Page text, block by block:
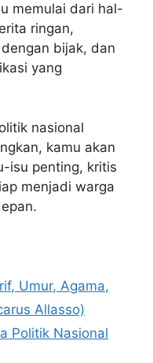
memulai dari hal-
ringan,
bijak, dan
yang
nasional
kamu akan
isu penting, kritis
menjadi warga
Umur, Agama,
Allasso)
Politik Nasional